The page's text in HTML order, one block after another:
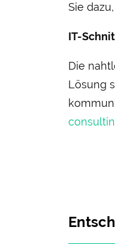
Sie
IT-
Die
Lösung